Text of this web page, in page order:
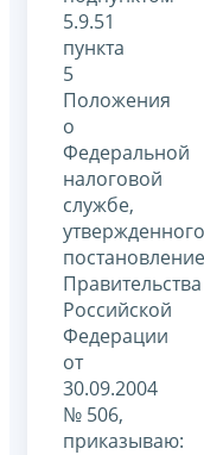
5.9.51
пункта
5
Положения
о
Федеральной
налоговой
службе,
утвержденного
Правительства
Российской
Федерации
от
30.09.2004
№ 506,
приказываю: